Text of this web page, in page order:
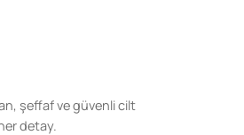
şeffaf ve güvenli cilt
detay.